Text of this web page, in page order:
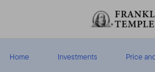
Home Investments Price